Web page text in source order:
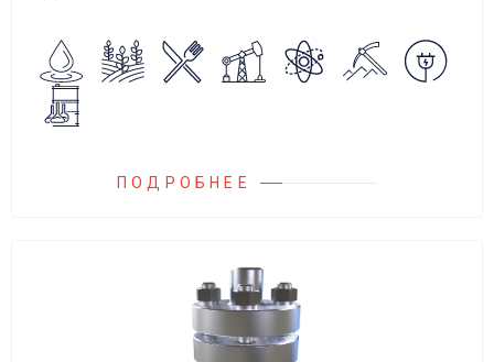
колебаний потока жидкости, возникающих в
гидравлических системах.
ПОДРОБНЕЕ